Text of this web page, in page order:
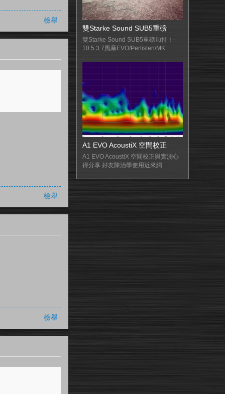
檢舉
檢舉
檢舉
雙Starke Sound SUB5重磅
雙Starke Sound SUB5重磅加持！-
10.5.3.7風暴EVO/Perlisten/MK
A1 EVO AcoustiX 空間校正
A1 EVO AcoustiX 空間校正與實測心
得分享 好友陳治學使用近來網